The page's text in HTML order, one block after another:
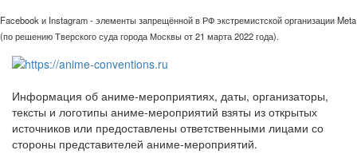
Facebook и Instagram - элементы запрещённой в РФ экстремистской организации Meta
(по решению Тверского суда города Москвы от 21 марта 2022 года).
Информация об аниме-мероприятиях, даты, организаторы,
тексты и логотипы аниме-мероприятий взяты из открытых
источников или предоставлены ответственными лицами со
стороны представителей аниме-мероприятий.